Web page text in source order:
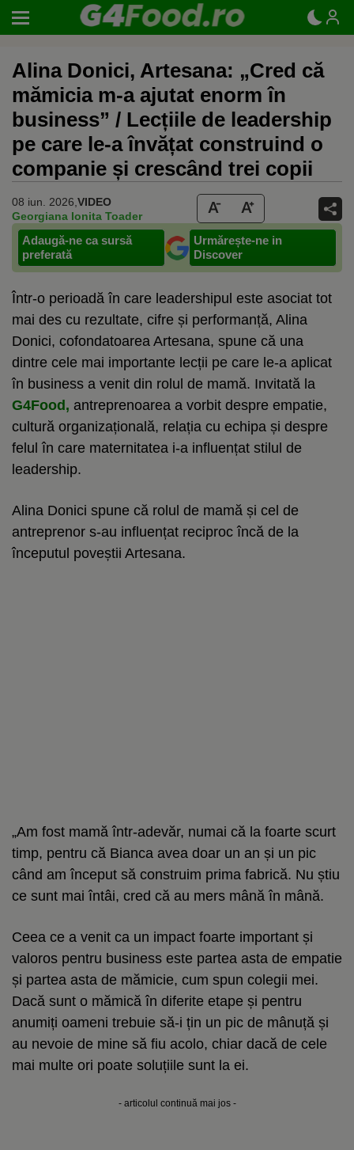
Alina Donici, Artesana: „Cred că
mămicia m-a ajutat enorm în
business” / Lecțiile de leadership
pe care le-a învățat construind o
companie și crescând trei copii
08 iun. 2026, VIDEO
Georgiana Ionita Toader
Adaugă-ne ca sursă
preferată
Urmărește-ne in
Discover
Într-o perioadă în care leadershipul este asociat tot
mai des cu rezultate, cifre și performanță, Alina
Donici, cofondatoarea Artesana, spune că una
dintre cele mai importante lecții pe care le-a aplicat
în business a venit din rolul de mamă. Invitată la
G4Food, antreprenoarea a vorbit despre empatie,
cultură organizațională, relația cu echipa și despre
felul în care maternitatea i-a influențat stilul de
leadership.
Alina Donici spune că rolul de mamă și cel de
antreprenor s-au influențat reciproc încă de la
începutul poveștii Artesana.
„Am fost mamă într-adevăr, numai că la foarte scurt
timp, pentru că Bianca avea doar un an și un pic
când am început să construim prima fabrică. Nu știu
ce sunt mai întâi, cred că au mers mână în mână.
Ceea ce a venit ca un impact foarte important și
valoros pentru business este partea asta de empatie
și partea asta de mămicie, cum spun colegii mei.
Dacă sunt o mămică în diferite etape și pentru
anumiți oameni trebuie să-i țin un pic de mânuță și
au nevoie de mine să fiu acolo, chiar dacă de cele
mai multe ori poate soluțiile sunt la ei.
- articolul continuă mai jos -